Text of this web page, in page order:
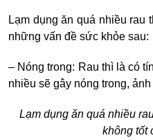
Lạm dụng ăn quá nhiều rau
những vấn đề sức khỏe sau:
– Nóng trong: Rau thì là có
nhiều sẽ gây nóng trong,
Lạm dụng ăn quá nhiều
không tốt